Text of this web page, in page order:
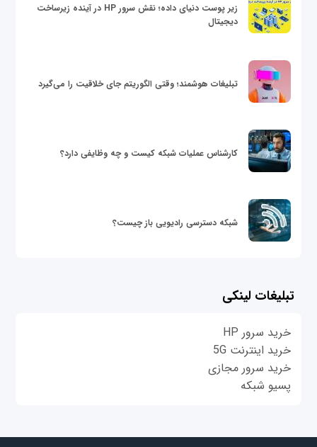
زیر پوست دنیای داده؛ نقش سرور HP در آینده زیرساخت
دیجیتال
تبلیغات هوشمند؛ وقتی الگوریتم جای خلاقیت را می‌گیرد
کارشناس عملیات شبکه کیست و چه وظایفی دارد؟
شبکه دسترسی رادیویی باز چیست؟
تبلیغات لینکی
خرید سرور HP
خرید اینترنت 5G
خرید سرور مجازی
پسیو شبکه